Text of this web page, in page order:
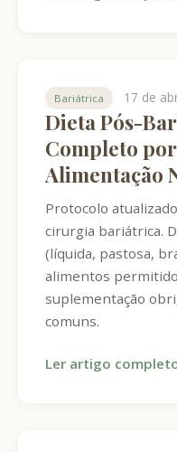
Bariátrica 17 de
Dieta Pós-
Completo
Alimentação
Protocolo
cirurgia bariátrica.
(líquida, pastosa,
alimentos
suplementação
comuns.
Ler artigo